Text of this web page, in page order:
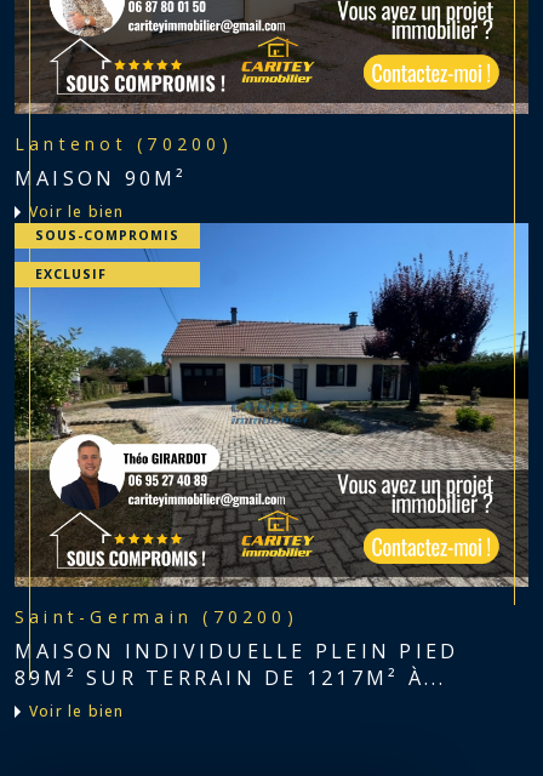
Lantenot (70200)
MAISON 90M²
voir le bien
SOUS-COMPROMIS
EXCLUSIF
Saint-Germain (70200)
MAISON INDIVIDUELLE PLEIN PIED
89M² SUR TERRAIN DE 1217M² À...
voir le bien